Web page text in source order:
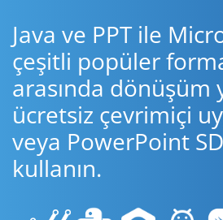
Java ve PPT ile
çeşitli popüler
arasında dönüşüm
ücretsiz çevrimiçi
veya PowerPoint
kullanın.